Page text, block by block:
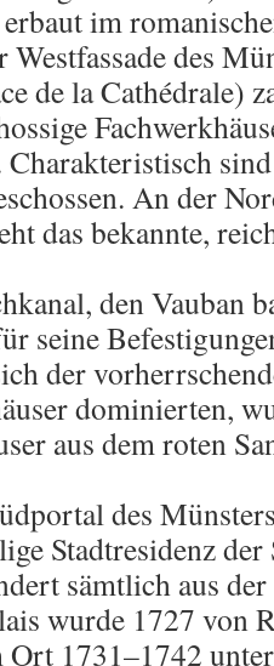
im
des
de la Cathédrale)
Charakteristisch
An der
das bekannte,
den Vauban
seine
der
dominierten,
aus dem roten
des
Stadtresidenz
sämtlich aus
wurde 1727 von
1731–1742